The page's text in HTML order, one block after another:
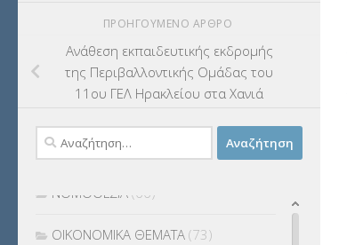
ΠΡΟΗΓΟΎΜΕΝΟ ΆΡΘΡΟ
Ανάθεση εκπαιδευτικής εκδρομής
της Περιβαλλοντικής Ομάδας του
11ου ΓΕΛ Ηρακλείου στα Χανιά
Αναζήτηση
για:
ΜΕΤΑΘΕΣΕΙΣ-ΤΟΠΟΘΕΤΗΣΕΙΣ
ΒΕΛΤΙΩΣΕΙΣ(319)
ΜΕΤΑΦΟΡΑ ΜΑΘΗΤΩΝ
ΝΟΜΟΘΕΣΙΑ (66)
ΟΙΚΟΝΟΜΙΚΑ ΘΕΜΑΤΑ (73)